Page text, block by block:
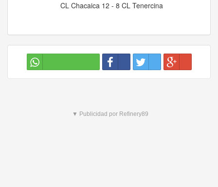
CL Chacaica 12 - 8 CL Tenercina
▼ Publicidad por Refinery89